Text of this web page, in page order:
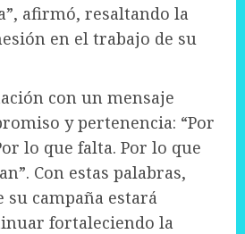
afirmó, resaltando la
en el trabajo de su
con un mensaje
y pertenencia: “Por
lo que falta. Por lo que
Con estas palabras,
su campaña estará
fortaleciendo la